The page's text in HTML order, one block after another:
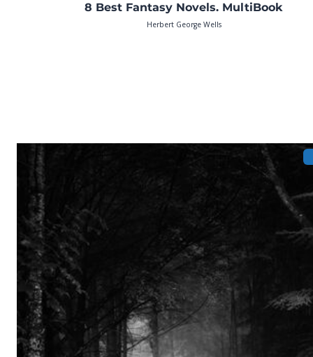
8 Best Fantasy Novels. MultiBook
Herbert George Wells